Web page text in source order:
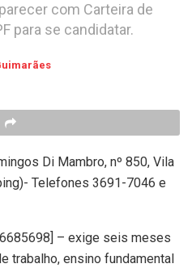
com Carteira de
para se candidatar.
Di Mambro, nº 850, Vila
Telefones 3691-7046 e
– exige seis meses
trabalho, ensino fundamental